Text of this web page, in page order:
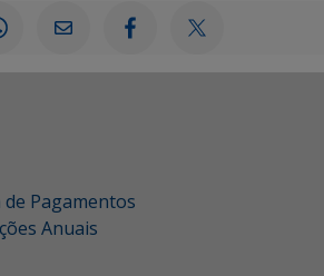
Pagamentos
Anuais